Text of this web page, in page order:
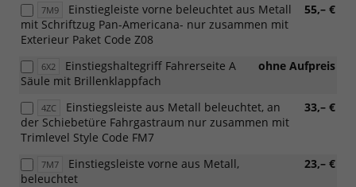
7M9 55,– €
Einstiegleiste vorne beleuchtet aus Metall
mit Schriftzug Pan-Americana- nur zusammen mit
Exterieur Paket Code Z08
6X2 ohne Aufpreis
Einstiegshaltegriff Fahrerseite A
Säule mit Brillenklappfach
4ZC 33,– €
Einstiegsleiste aus Metall beleuchtet, an
der Schiebetüre Fahrgastraum nur zusammen mit
Trimlevel Style Code FM7
7M7 23,– €
Einstiegsleiste vorne aus Metall,
beleuchtet